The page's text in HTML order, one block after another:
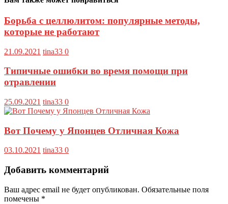
Борьба с целлюлитом: популярные методы,
которые не работают
21.09.2021 tina33 0
Типичные ошибки во время помощи при
отравлении
25.09.2021 tina33 0
Вот Почему у Японцев Отличная Кожа
03.10.2021 tina33 0
Добавить комментарий
Ваш адрес email не будет опубликован. Обязательные поля
помечены *